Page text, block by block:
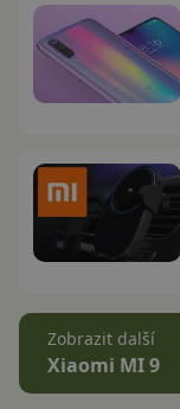
Zobrazit další
Xiaomi MI 9